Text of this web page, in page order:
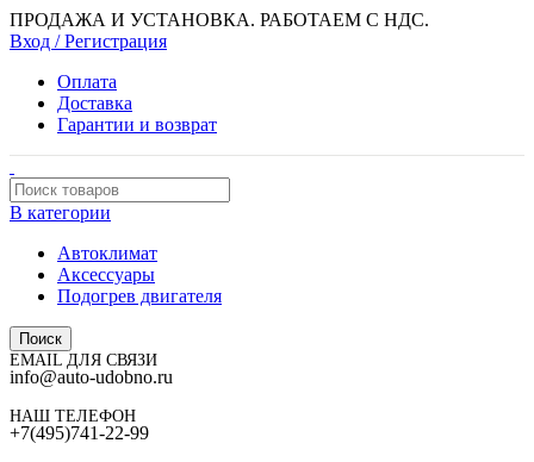
ПРОДАЖА И УСТАНОВКА. РАБОТАЕМ С НДС.
Вход / Регистрация
Оплата
Доставка
Гарантии и возврат
В категории
Автоклимат
Аксессуары
Подогрев двигателя
Поиск
EMAIL ДЛЯ СВЯЗИ
info@auto-udobno.ru
НАШ ТЕЛЕФОН
+7(495)741-22-99